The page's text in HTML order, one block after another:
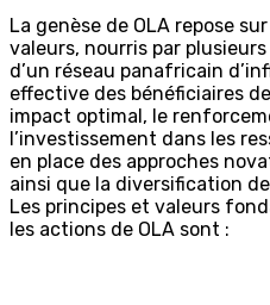
La genèse de OLA repose
valeurs, nourris par
d’un réseau panafricain
effective des bénéficiaires
impact optimal, le
l’investissement dans les
en place des approches
ainsi que la diversification
Les principes et valeurs
les actions de OLA sont :